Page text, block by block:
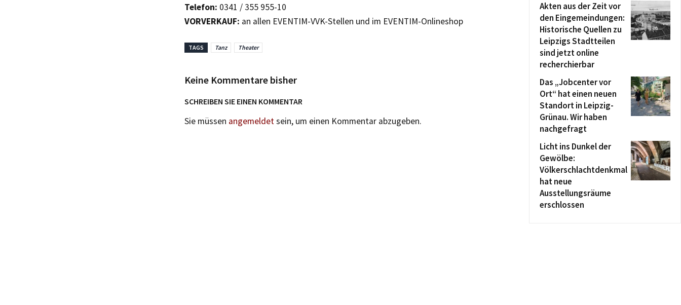
Telefon: 0341 / 355 955-10
VORVERKAUF: an allen EVENTIM-VVK-Stellen und im EVENTIM-Onlineshop
TAGS Tanz Theater
Keine Kommentare bisher
SCHREIBEN SIE EINEN KOMMENTAR
Sie müssen angemeldetsein, um einen Kommentar abzugeben.
Akten aus der Zeit vor
den Eingemeindungen:
Historische Quellen zu
Leipzigs Stadtteilen
sind jetzt online
recherchierbar
Das „Jobcenter vor
Ort“ hat einen neuen
Standort in Leipzig-
Grünau. Wir haben
nachgefragt
Licht ins Dunkel der
Gewölbe:
Völkerschlachtdenkmal
hat neue
Ausstellungsräume
erschlossen